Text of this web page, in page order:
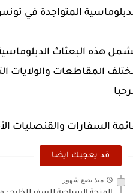
المتواجدة في
هذه البعثاث
المقاطعات والولايات
السفارات والقنصليات
قد يعجبك ايضا
منذ بضع شهور